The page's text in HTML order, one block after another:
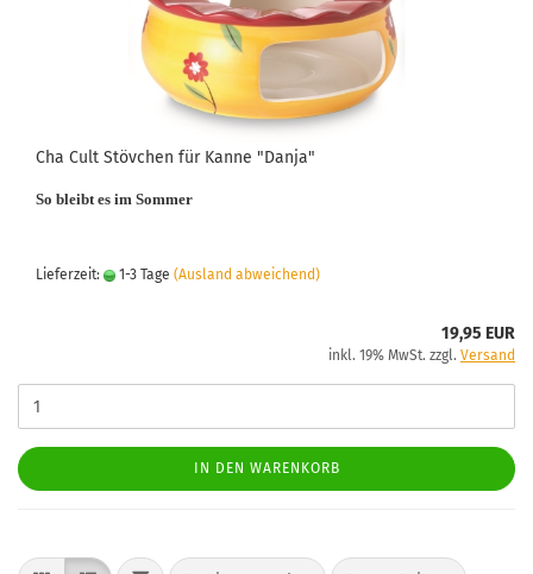
Cha Cult Stövchen für Kanne "Danja"
So bleibt es im Sommer
Lieferzeit: 1-3 Tage (Ausland abweichend)
19,95 EUR
inkl. 19% MwSt. zzgl. Versand
IN DEN WARENKORB